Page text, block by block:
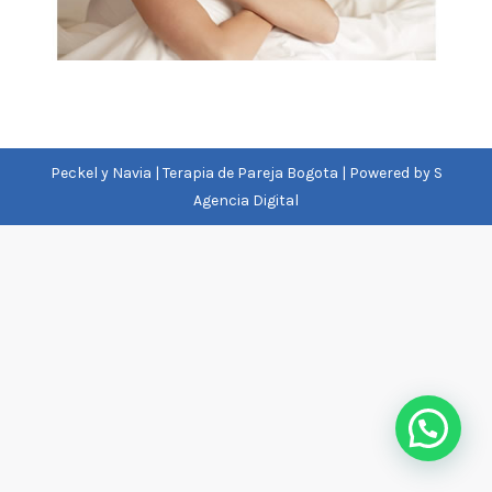
Peckel y Navia | Terapia de Pareja Bogota | Powered by S
Agencia Digital